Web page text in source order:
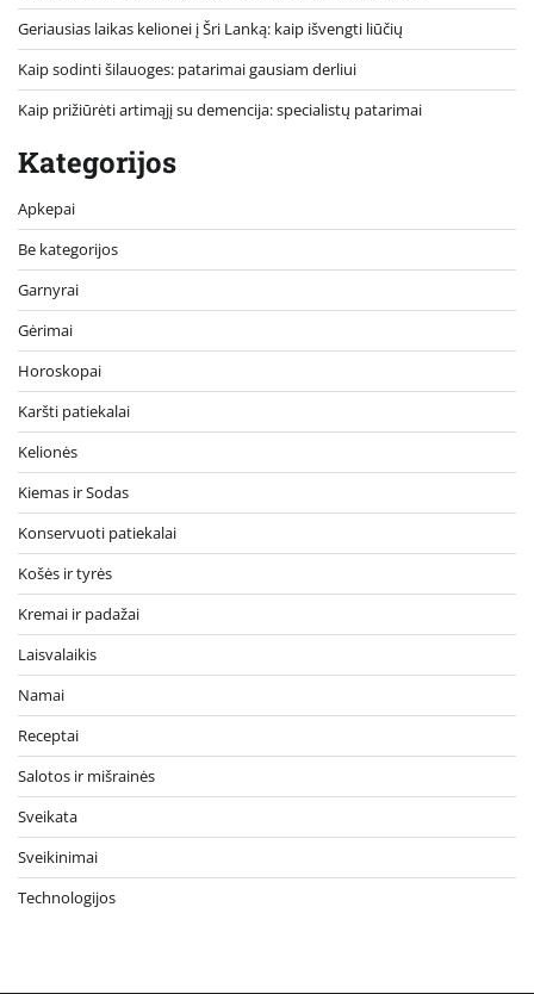
Geriausias laikas kelionei į Šri Lanką: kaip išvengti liūčių
Kaip sodinti šilauoges: patarimai gausiam derliui
Kaip prižiūrėti artimąjį su demencija: specialistų patarimai
Kategorijos
Apkepai
Be kategorijos
Garnyrai
Gėrimai
Horoskopai
Karšti patiekalai
Kelionės
Kiemas ir Sodas
Konservuoti patiekalai
Košės ir tyrės
Kremai ir padažai
Laisvalaikis
Namai
Receptai
Salotos ir mišrainės
Sveikata
Sveikinimai
Technologijos